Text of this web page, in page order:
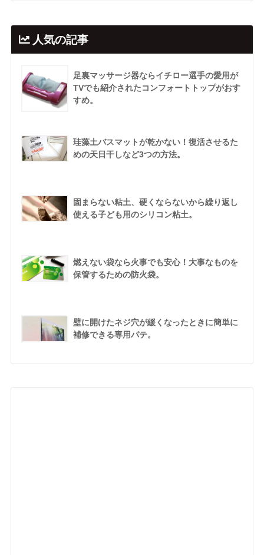
人気の記事
足裏マッサージ器ならイチロー選手の愛用が
TVでも紹介されたコンフォートトップがおす
すめ。
珪藻土バスマットが乾かない！復活させるた
めの天日干しなど3つの方法。
固まらない粘土、硬くならないから繰り返し
使える子ども用のシリコン粘土。
燃えない袋なら火事でも安心！大事なものを
保管するための防火袋。
壁に開けたネジ穴が緩くなったときに簡単に
補修できる専用パテ。